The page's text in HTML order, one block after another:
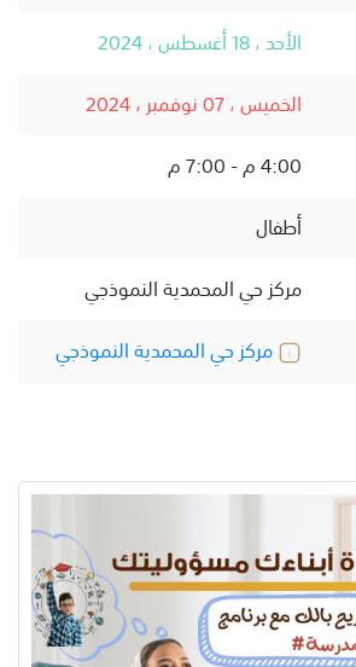
الأحد ، 18 أغسطس ، 2024
الخميس ، 07 نوفمبر ، 2024
4:00 م - 7:00 م
أطفال
مركز حي المحمدية النموذجي
مركز حي المحمدية النموذجي